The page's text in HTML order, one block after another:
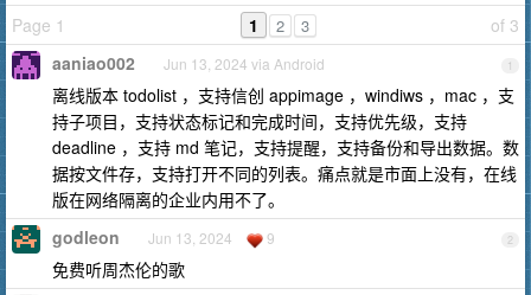
Page 1
of 3
1 2 3
1
aaniao002 Jun 13, 2024 via Android
离线版本 todolist ，支持信创 appimage ，windiws ，mac ，支
持子项目，支持状态标记和完成时间，支持优先级，支持
deadline ，支持 md 笔记，支持提醒，支持备份和导出数据。数
据按文件存，支持打开不同的列表。痛点就是市面上没有，在线
版在网络隔离的企业内用不了。
2
godleon Jun 13, 2024 9
免费听周杰伦的歌